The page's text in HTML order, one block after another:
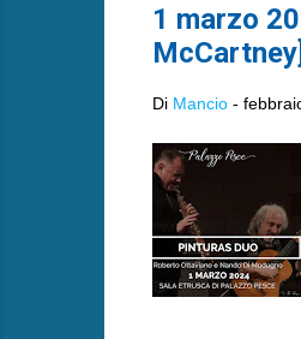
1 marzo
Di Mancio -